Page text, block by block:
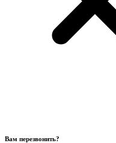
Вам перезвонить?